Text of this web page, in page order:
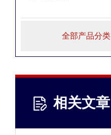
全部产品分类
相关文章